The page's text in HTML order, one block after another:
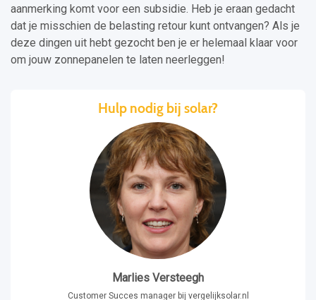
aanmerking komt voor een subsidie. Heb je eraan gedacht
dat je misschien de belasting retour kunt ontvangen? Als je
deze dingen uit hebt gezocht ben je er helemaal klaar voor
om jouw zonnepanelen te laten neerleggen!
Hulp nodig bij solar?
Marlies Versteegh
Customer Succes manager bij vergelijksolar.nl